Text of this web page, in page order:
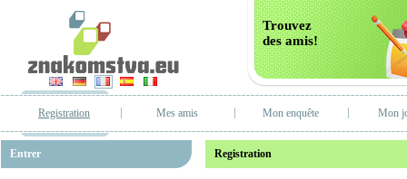
Trouvez
des amis!
Registration Mes amis Mon enquête Mon
Entrer Registration